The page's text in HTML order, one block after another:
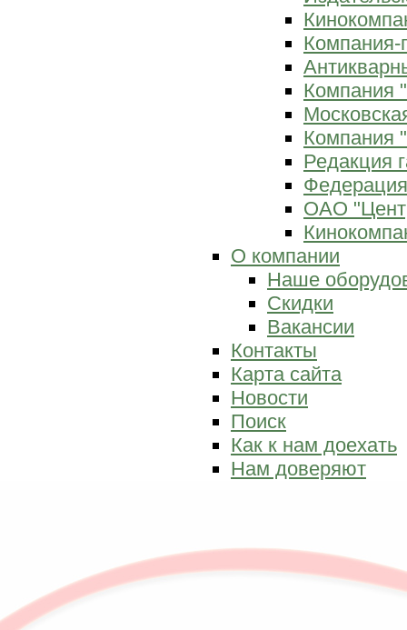
Компания-
Компания
Компания
Редакция
ОАО
О компании
Наше
Скидки
Вакансии
Контакты
Карта сайта
Новости
Поиск
Как к нам доехать
Нам доверяют